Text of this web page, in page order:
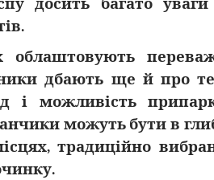
досить багато
облаштовують
дбають ще й про
і можливість
можуть бути в
традиційно